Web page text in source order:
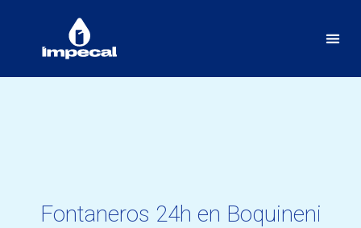
Fontaneros 24h en Boquineni